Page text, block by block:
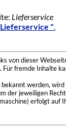
Lieferservice
".
dieser
fremde Inhalte
werden,
der jeweiligen
erfolgt